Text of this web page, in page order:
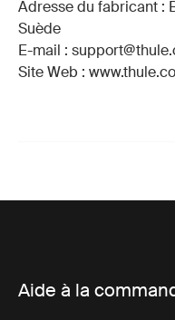
Thule Chariot air purifier